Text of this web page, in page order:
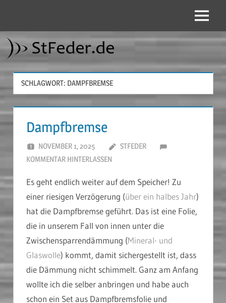
springen
Menü
SCHLAGWORT: DAMPFBREMSE
Dampfbremse
NOVEMBER 1, 2025
STFEDER
KOMMENTAR HINTERLASSEN
Es geht endlich weiter auf dem Speicher! Zu
einer riesigen Verzögerung (über ein halbes Jahr)
hat die Dampfbremse geführt. Das ist eine Folie,
die in unserem Fall von innen unter die
Zwischensparrendämmung (Mineral- und
Glaswolle) kommt, damit sichergestellt ist, dass
die Dämmung nicht schimmelt. Ganz am Anfang
wollte ich die selber anbringen und habe auch
schon ein Set aus Dampfbremsfolie und